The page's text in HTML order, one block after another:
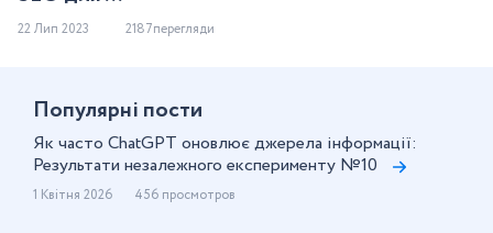
22 Лип 2023 2187перегляди
Популярнi пости
Як часто ChatGPT оновлює джерела інформації:
Результати незалежного експерименту №10
1 Квітня 2026 456 просмотров